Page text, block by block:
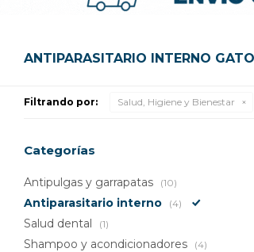
ANTIPARASITARIO INTERNO
Filtrando por: Salud, Higiene y Bienestar
Categorías
Antipulgas y garrapatas (10)
Antiparasitario interno (4)
Salud dental (1)
Shampoo y acondicionadores (4)